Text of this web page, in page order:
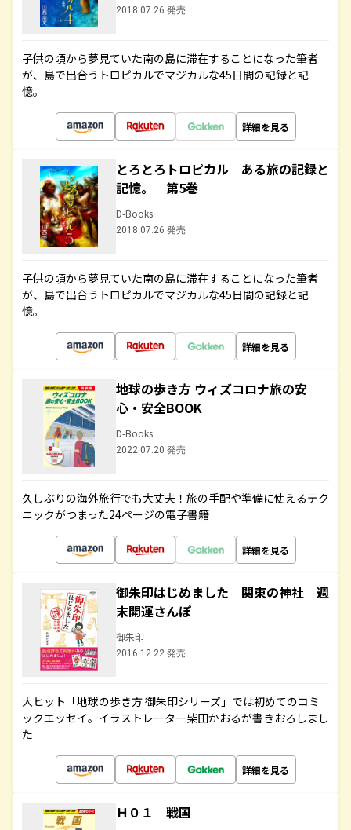
2018.07.26 発売
子供の頃から夢見ていた南の島に滞在することになった筆者
が、島で出合うトロピカルでマジカルな45日間の記録と記
憶。
詳細を見る
とろとろトロピカル ある旅の記録と
記憶。 第5巻
D-Books
2018.07.26 発売
子供の頃から夢見ていた南の島に滞在することになった筆者
が、島で出合うトロピカルでマジカルな45日間の記録と記
憶。
詳細を見る
地球の歩き方 ウィズコロナ旅の安
心・安全BOOK
D-Books
2022.07.20 発売
久しぶりの海外旅行でも大丈夫！旅の手配や準備に使えるテク
ニックがつまった24ページの電子書籍
詳細を見る
御朱印はじめました 関東の神社 週
末開運さんぽ
御朱印
2016.12.22 発売
大ヒット「地球の歩き方 御朱印シリーズ」では初めてのコミ
ックエッセイ。イラストレーター柴田かおるが書きおろしまし
た
詳細を見る
Ｈ０１ 戦国